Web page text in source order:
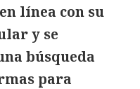
línea con su
y se
búsqueda
para